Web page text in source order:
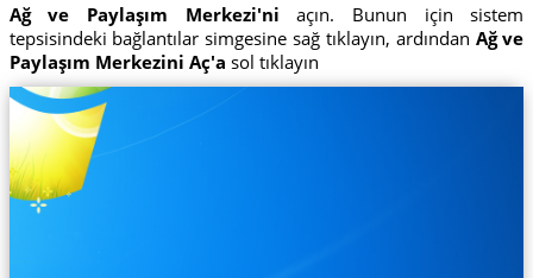
Ağ ve Paylaşım Merkezi'ni açın. Bunun için sistem
tepsisindeki bağlantılar simgesine sağ tıklayın, ardından Ağ ve
Paylaşım Merkezini Aç'a sol tıklayın